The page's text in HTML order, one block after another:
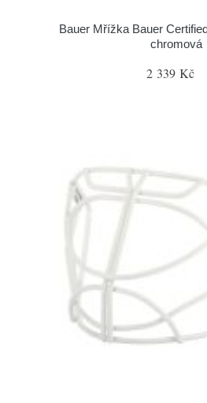
Bauer Mřížka Bauer
chromová
2 339 Kč